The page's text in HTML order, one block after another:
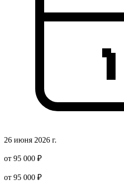
26 июня 2026 г.
от 95 000 ₽
от 95 000 ₽